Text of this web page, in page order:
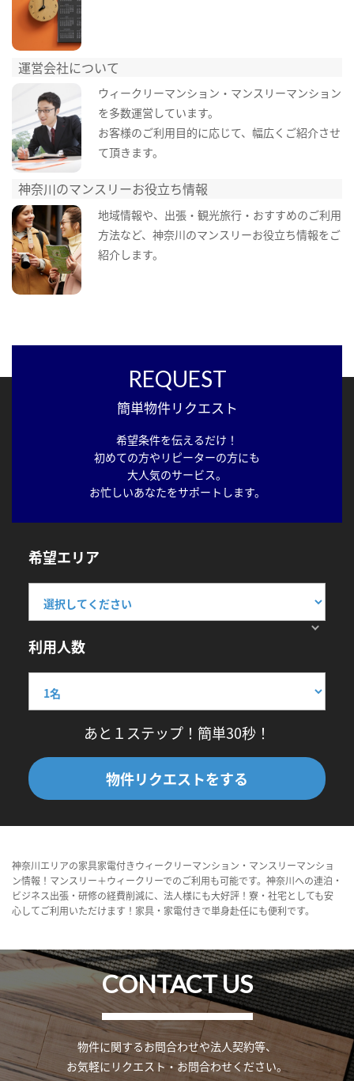
運営会社について
ウィークリーマンション・マンスリーマンション
を多数運営しています。
お客様のご利用目的に応じて、幅広くご紹介させ
て頂きます。
神奈川のマンスリーお役立ち情報
地域情報や、出張・観光旅行・おすすめのご利用
方法など、神奈川のマンスリーお役立ち情報をご
紹介します。
REQUEST
簡単物件リクエスト
希望条件を伝えるだけ！
初めての方やリピーターの方にも
大人気のサービス。
お忙しいあなたをサポートします。
希望エリア
利用人数
あと１ステップ！簡単30秒！
物件リクエストをする
神奈川エリアの家具家電付きウィークリーマンション・マンスリーマンショ
ン情報！マンスリー＋ウィークリーでのご利用も可能です。神奈川への連泊・
ビジネス出張・研修の経費削減に、法人様にも大好評！寮・社宅としても安
心してご利用いただけます！家具・家電付きで単身赴任にも便利です。
CONTACT US
物件に関するお問合わせや法人契約等、
お気軽にリクエスト・お問合わせください。